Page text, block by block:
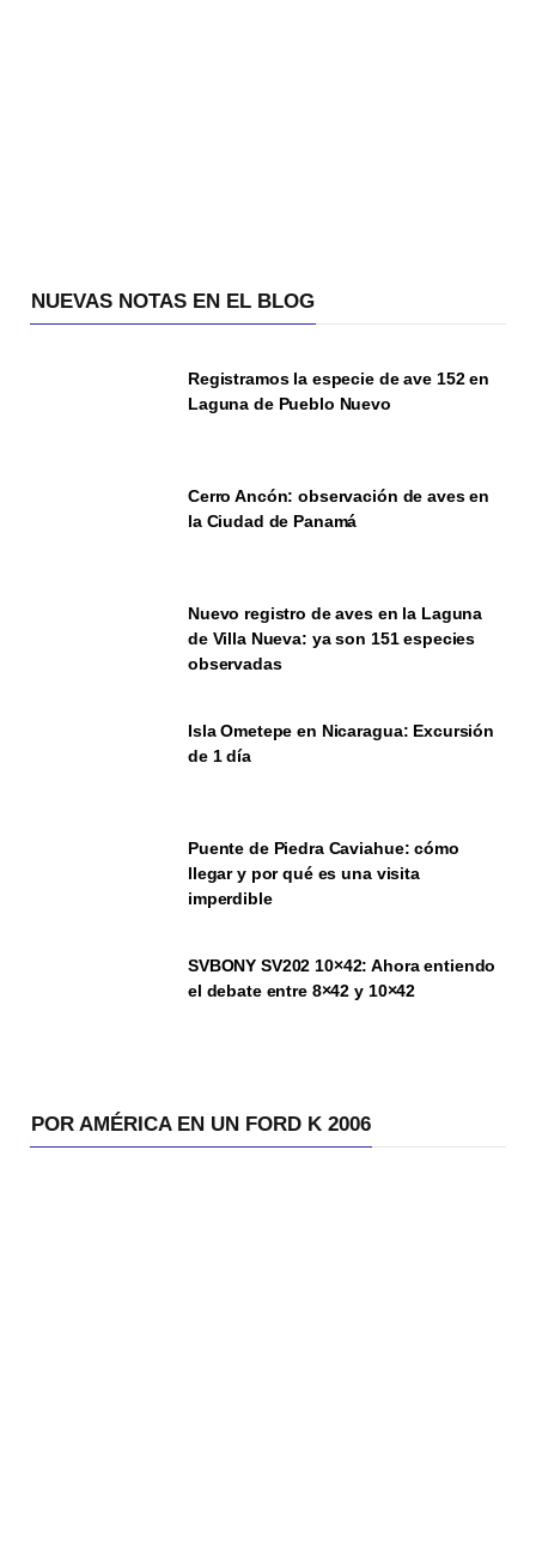
NUEVAS NOTAS EN EL BLOG
Registramos la especie de ave 152 en
Laguna de Pueblo Nuevo
Cerro Ancón: observación de aves en
la Ciudad de Panamá
Nuevo registro de aves en la Laguna
de Villa Nueva: ya son 151 especies
observadas
Isla Ometepe en Nicaragua: Excursión
de 1 día
Puente de Piedra Caviahue: cómo
llegar y por qué es una visita
imperdible
SVBONY SV202 10×42: Ahora entiendo
el debate entre 8×42 y 10×42
POR AMÉRICA EN UN FORD K 2006